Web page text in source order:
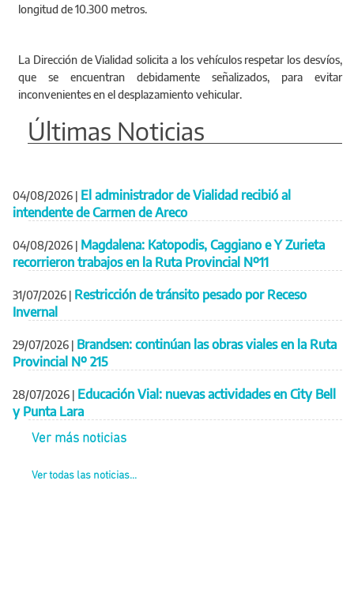
longitud de 10.300 metros.
La Dirección de Vialidad solicita a los vehículos respetar los desvíos,
que se encuentran debidamente señalizados, para evitar
inconvenientes en el desplazamiento vehicular.
Últimas Noticias
04/08/2026 | El administrador de Vialidad recibió al
intendente de Carmen de Areco
04/08/2026 | Magdalena: Katopodis, Caggiano e Y Zurieta
recorrieron trabajos en la Ruta Provincial Nº11
31/07/2026 | Restricción de tránsito pesado por Receso
Invernal
29/07/2026 | Brandsen: continúan las obras viales en la Ruta
Provincial Nº 215
28/07/2026 | Educación Vial: nuevas actividades en City Bell
y Punta Lara
Ver más noticias
Ver todas las noticias...